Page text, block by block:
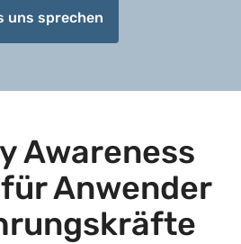
uns sprechen
Awareness
Anwender